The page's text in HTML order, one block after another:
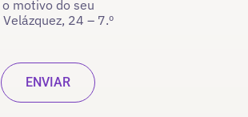
o motivo do seu
24 – 7.º